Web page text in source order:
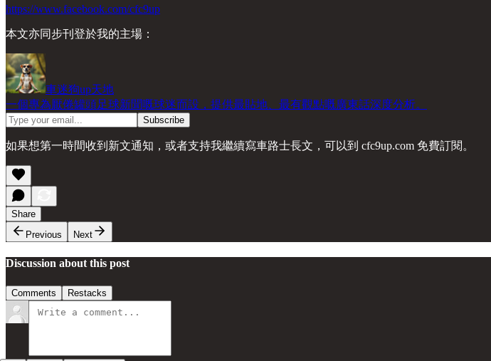
https://www.facebook.com/cfc9up
本文亦同步刊登於我的主場：
車迷狗up天地
一個專為厭倦罐頭足球新聞嘅球迷而設，提供最貼地、最有觀點嘅廣東話深度分析。
如果想第一時間收到新文通知，或者支持我繼續寫車路士長文，可以到 cfc9up.com 免費訂閱。
Share
Previous
Next
Discussion about this post
Comments Restacks